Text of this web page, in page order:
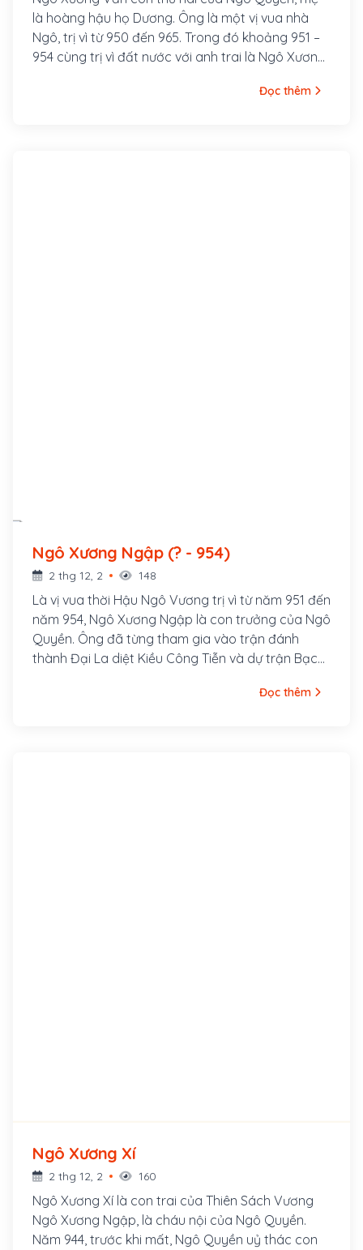
là hoàng hậu họ Dương. Ông là một vị vua nhà
Ngô, trị vì từ 950 đến 965. Trong đó khoảng 951 –
954 cùng trị vì đất nước với anh trai là Ngô Xương
Đọc thêm
Ngô Xương Ngập (? - 954)
2 thg 12, 2 148
Là vị vua thời Hậu Ngô Vương trị vì từ năm 951 đến
năm 954, Ngô Xương Ngập là con trưởng của Ngô
Quyền. Ông đã từng tham gia vào trận đánh
thành Đại La diệt Kiều Công Tiễn và dự trận Bạch
Đọc thêm
Ngô Xương Xí
2 thg 12, 2 160
Ngô Xương Xí là con trai của Thiên Sách Vương
Ngô Xương Ngập, là cháu nội của Ngô Quyền.
Năm 944, trước khi mất, Ngô Quyền uỷ thác con